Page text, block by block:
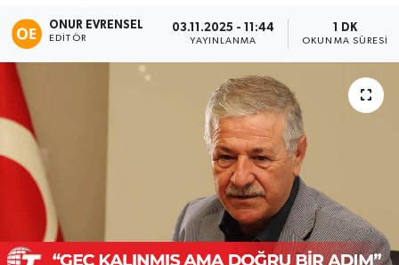
ONUR EVRENSEL
EDITÖR
03.11.2025 - 11:44
YAYINLANMA
1 DK
OKUNMA SÜRESI